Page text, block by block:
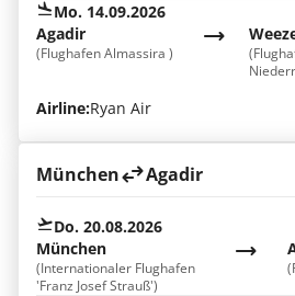
Mo. 14.09.2026
Agadir
(Flughafen Almassira )
Airline:Ryan Air
München Agadir
Do. 20.08.2026
München
(Internationaler Flughafen
'Franz Josef Strauß')